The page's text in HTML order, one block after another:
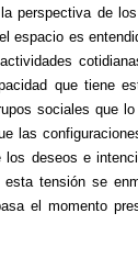
perspectiva de
espacio es
que tiene
sociales que lo
las
los deseos e
tensión se
el momento